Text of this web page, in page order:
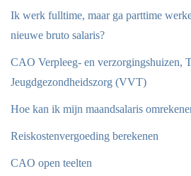
Ik werk fulltime, maar ga parttime
nieuwe bruto salaris?
CAO Verpleeg- en verzorgingshuizen,
Jeugdgezondheidszorg (VVT)
Hoe kan ik mijn maandsalaris
Reiskostenvergoeding berekenen
CAO open teelten